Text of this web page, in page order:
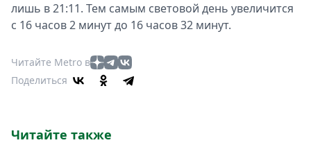
лишь в 21:11. Тем самым световой день увеличится
с 16 часов 2 минут до 16 часов 32 минут.
Читайте Metro в
Поделиться
Читайте также